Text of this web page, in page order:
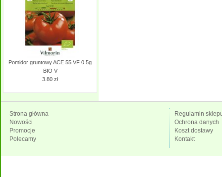
Pomidor gruntowy ACE 55 VF 0.5g
BIO V
3.80 zł
Strona główna
Nowości
Promocje
Polecamy
Regulamin
Ochrona danych
Koszt dostawy
Kontakt